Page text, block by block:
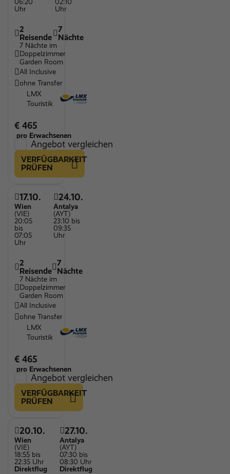
06:20
Uhr
02:10
Uhr
2
Reisende
7
Nächte
7 Nächte im
Doppelzimmer
Garden Room
All Inclusive
ohne Transfer
LMX
Touristik
€ 465
pro Erwachsenen
Angebot vergleichen
VERFÜGBARKEIT
PRÜFEN
17.10.
Wien
(VIE)
20:05
bis
07:05
Uhr
24.10.
Antalya
(AYT)
23:10 bis
09:35
Uhr
2
Reisende
7
Nächte
7 Nächte im
Doppelzimmer
Garden Room
All Inclusive
ohne Transfer
LMX
Touristik
€ 465
pro Erwachsenen
Angebot vergleichen
VERFÜGBARKEIT
PRÜFEN
20.10.
Wien
(VIE)
18:55 bis
22:35 Uhr
Direktflug
27.10.
Antalya
(AYT)
07:30 bis
08:30 Uhr
Direktflug